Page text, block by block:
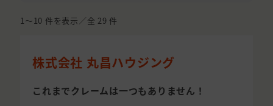
1〜10 件を表示／全 29 件
株式会社 丸昌ハウジング
これまでクレームは一つもありません！